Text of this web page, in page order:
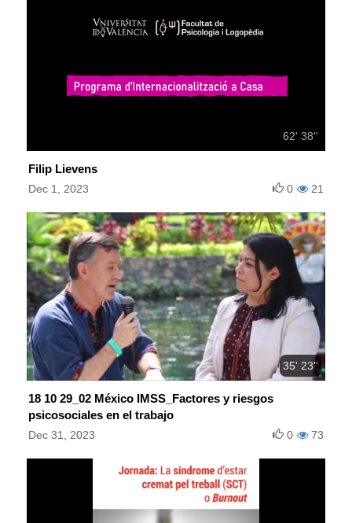
62' 38''
Filip Lievens
Dec 1, 2023 21
0
35' 23''
18 10 29_02 México IMSS_Factores y riesgos
psicosociales en el trabajo
Dec 31, 2023 73
0